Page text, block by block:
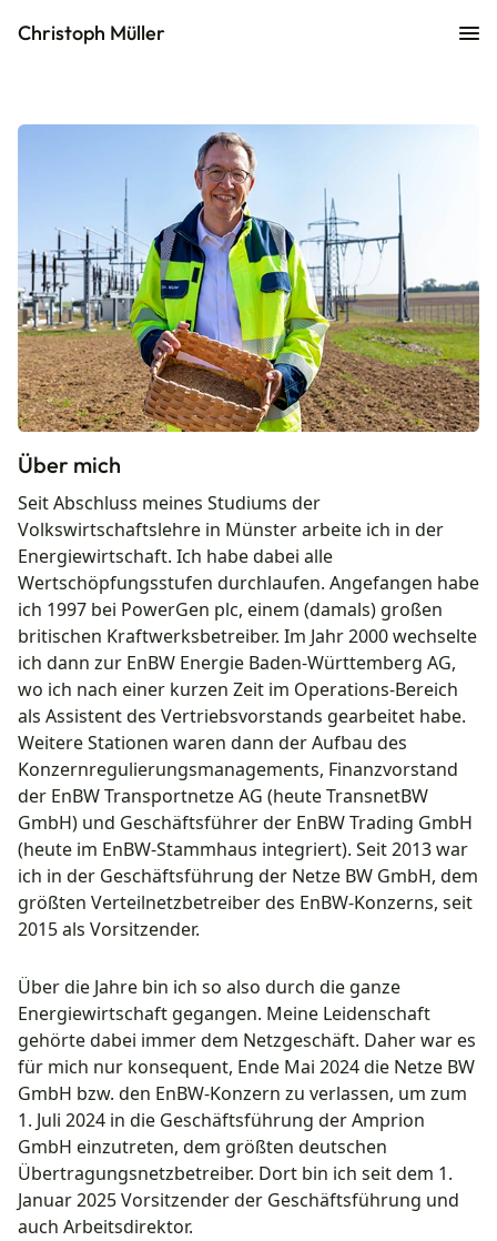
Christoph Müller
Über mich
Seit Abschluss meines Studiums der
Volkswirtschaftslehre in Münster arbeite ich in der
Energiewirtschaft. Ich habe dabei alle
Wertschöpfungsstufen durchlaufen. Angefangen habe
ich 1997 bei PowerGen plc, einem (damals) großen
britischen Kraftwerksbetreiber. Im Jahr 2000 wechselte
ich dann zur EnBW Energie Baden-Württemberg AG,
wo ich nach einer kurzen Zeit im Operations-Bereich
als Assistent des Vertriebsvorstands gearbeitet habe.
Weitere Stationen waren dann der Aufbau des
Konzernregulierungsmanagements, Finanzvorstand
der EnBW Transportnetze AG (heute TransnetBW
GmbH) und Geschäftsführer der EnBW Trading GmbH
(heute im EnBW-Stammhaus integriert). Seit 2013 war
ich in der Geschäftsführung der Netze BW GmbH, dem
größten Verteilnetzbetreiber des EnBW-Konzerns, seit
2015 als Vorsitzender.
Über die Jahre bin ich so also durch die ganze
Energiewirtschaft gegangen. Meine Leidenschaft
gehörte dabei immer dem Netzgeschäft. Daher war es
für mich nur konsequent, Ende Mai 2024 die Netze BW
GmbH bzw. den EnBW-Konzern zu verlassen, um zum
1. Juli 2024 in die Geschäftsführung der Amprion
GmbH einzutreten, dem größten deutschen
Übertragungsnetzbetreiber. Dort bin ich seit dem 1.
Januar 2025 Vorsitzender der Geschäftsführung und
auch Arbeitsdirektor.